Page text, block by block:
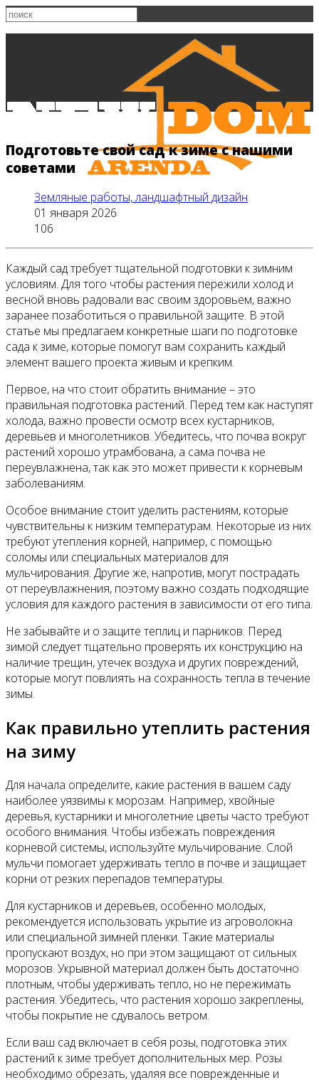
Главная
Все новости
Видео
Подготовьте свой сад к зиме с нашими
советами
Земляные работы, ландшафтный дизайн
01 января 2026
106
Каждый сад требует тщательной подготовки к зимним
условиям. Для того чтобы растения пережили холод и
весной вновь радовали вас своим здоровьем, важно
заранее позаботиться о правильной защите. В этой
статье мы предлагаем конкретные шаги по подготовке
сада к зиме, которые помогут вам сохранить каждый
элемент вашего проекта живым и крепким.
Первое, на что стоит обратить внимание – это
правильная подготовка растений. Перед тем как наступят
холода, важно провести осмотр всех кустарников,
деревьев и многолетников. Убедитесь, что почва вокруг
растений хорошо утрамбована, а сама почва не
переувлажнена, так как это может привести к корневым
заболеваниям.
Особое внимание стоит уделить растениям, которые
чувствительны к низким температурам. Некоторые из них
требуют утепления корней, например, с помощью
соломы или специальных материалов для
мульчирования. Другие же, напротив, могут пострадать
от переувлажнения, поэтому важно создать подходящие
условия для каждого растения в зависимости от его типа.
Не забывайте и о защите теплиц и парников. Перед
зимой следует тщательно проверять их конструкцию на
наличие трещин, утечек воздуха и других повреждений,
которые могут повлиять на сохранность тепла в течение
зимы.
Как правильно утеплить растения
на зиму
Для начала определите, какие растения в вашем саду
наиболее уязвимы к морозам. Например, хвойные
деревья, кустарники и многолетние цветы часто требуют
особого внимания. Чтобы избежать повреждения
корневой системы, используйте мульчирование. Слой
мульчи помогает удерживать тепло в почве и защищает
корни от резких перепадов температуры.
Для кустарников и деревьев, особенно молодых,
рекомендуется использовать укрытие из агроволокна
или специальной зимней пленки. Такие материалы
пропускают воздух, но при этом защищают от сильных
морозов. Укрывной материал должен быть достаточно
плотным, чтобы удерживать тепло, но не пережимать
растения. Убедитесь, что растения хорошо закреплены,
чтобы покрытие не сдувалось ветром.
Если ваш сад включает в себя розы, подготовка этих
растений к зиме требует дополнительных мер. Розы
необходимо обрезать, удаляя все поврежденные и